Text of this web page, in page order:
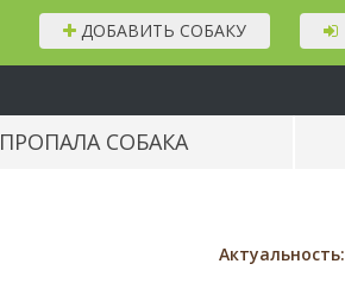
ДОБАВИТЬ СОБАКУ
ПРОПАЛА СОБАКА
Актуальность: